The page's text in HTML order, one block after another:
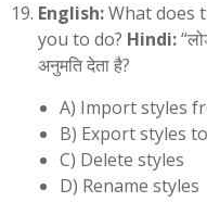
English:What does
you to do? Hindi:
अनुमति देता है?
A) Import styles
B) Export styles
C) Delete styles
D) Rename styles